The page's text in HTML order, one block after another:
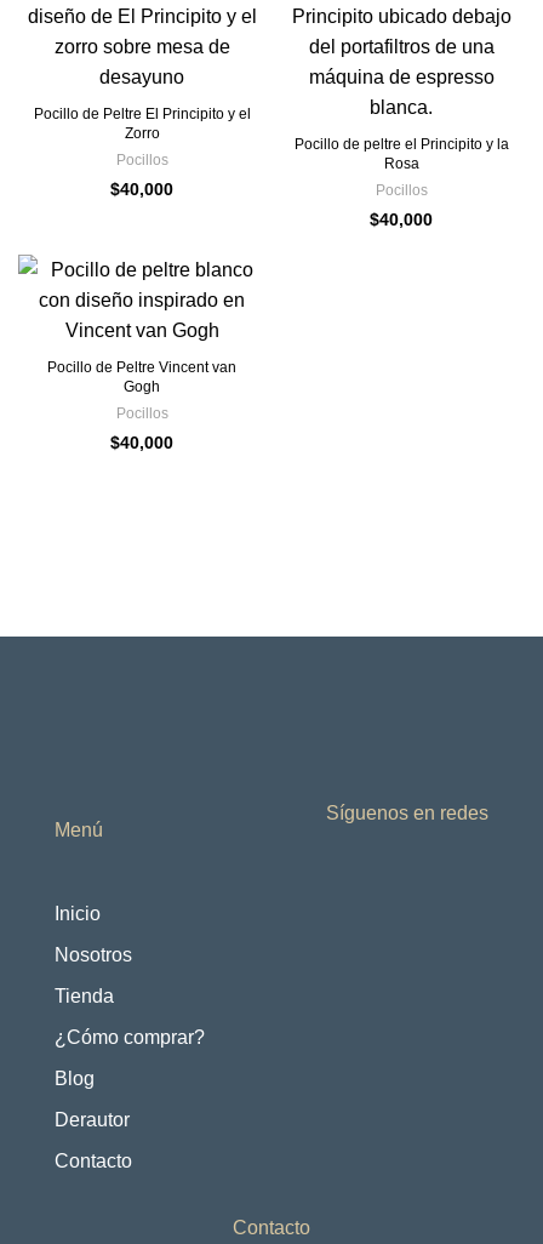
Pocillo de Peltre El Principito y el
Zorro
Pocillos
$40,000
Pocillo de peltre el Principito y la
Rosa
Pocillos
$40,000
Pocillo de Peltre Vincent van
Gogh
Pocillos
$40,000
Menú
Inicio
Nosotros
Tienda
¿Cómo comprar?
Blog
Derautor
Contacto
Síguenos en redes
Contacto